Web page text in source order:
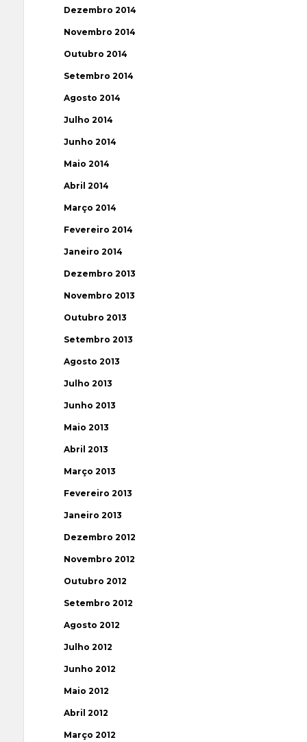
Dezembro 2014
Novembro 2014
Outubro 2014
Setembro 2014
Agosto 2014
Julho 2014
Junho 2014
Maio 2014
Abril 2014
Março 2014
Fevereiro 2014
Janeiro 2014
Dezembro 2013
Novembro 2013
Outubro 2013
Setembro 2013
Agosto 2013
Julho 2013
Junho 2013
Maio 2013
Abril 2013
Março 2013
Fevereiro 2013
Janeiro 2013
Dezembro 2012
Novembro 2012
Outubro 2012
Setembro 2012
Agosto 2012
Julho 2012
Junho 2012
Maio 2012
Abril 2012
Março 2012